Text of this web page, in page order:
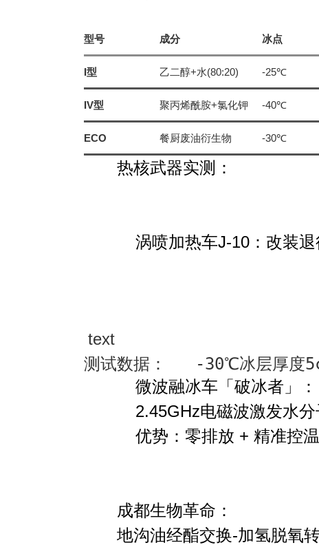
型号 成分 冰点
I型 乙二醇+水(80:20) -25℃
IV型 聚丙烯酰胺+氯化钾 -40℃
ECO 餐厨废油衍生物 -30℃
热核武器实测 ：
涡喷加热车J-10 ：改装
text
测试数据：   -30℃冰层厚度
微波融冰车「破冰者」
：
2.45GHz电磁波激发水分
优势 ：零排放 + 精准控
成都生物革命 ：
地沟油经酯交换-加氢脱氧